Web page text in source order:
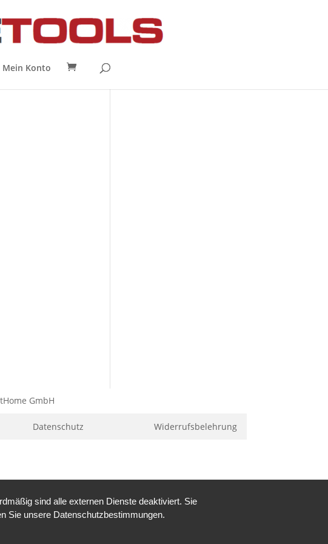
Mein Konto
GmbH
Datenschutz Widerrufsbelehrung
sind alle externen Dienste deaktiviert. Sie
Sie unsere Datenschutzbestimmungen.